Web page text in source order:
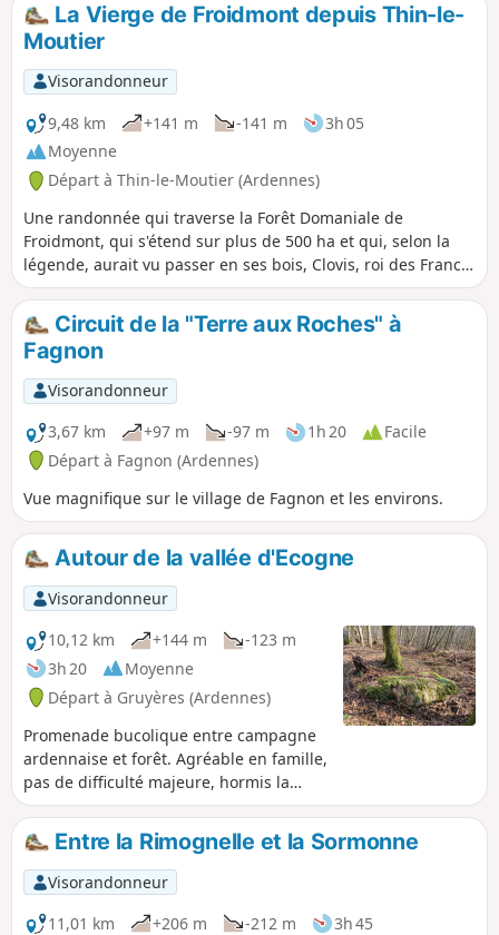
La Vierge de Froidmont depuis Thin-le-
Moutier
Visorandonneur
9,48 km
+141 m -141 m
3h 05
Moyenne
Départ à Thin-le-Moutier (Ardennes)
Une randonnée qui traverse la Forêt Domaniale de
Froidmont, qui s'étend sur plus de 500 ha et qui, selon la
légende, aurait vu passer en ses bois, Clovis, roi des Francs
chassant le sanglier. Points de vue sur le village et la vallée
du Thin. À découvrir, sur les hauteurs, l'Oratoire de Notre-
Dame de Froidmont.
Circuit de la "Terre aux Roches" à
Fagnon
Visorandonneur
3,67 km
+97 m -97 m 1h 20
Facile
Départ à Fagnon (Ardennes)
Vue magnifique sur le village de Fagnon et les environs.
Autour de la vallée d'Ecogne
Visorandonneur
10,12 km
+144 m
-123 m
3h 20
Moyenne
Départ à Gruyères (Ardennes)
Promenade bucolique entre campagne
ardennaise et forêt. Agréable en famille,
pas de difficulté majeure, hormis la
distance. Beaucoup de traces
d'animaux, de souilles, quelques arbres
en travers du chemin, passage d'un
ruisseau, quelques lieux historiques.
Entre la Rimognelle et la Sormonne
Visorandonneur
11,01 km
+206 m -212 m
3h 45